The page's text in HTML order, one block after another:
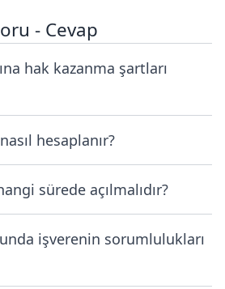
- Cevap
hak kazanma şartları
hesaplanır?
sürede açılmalıdır?
işverenin sorumlulukları